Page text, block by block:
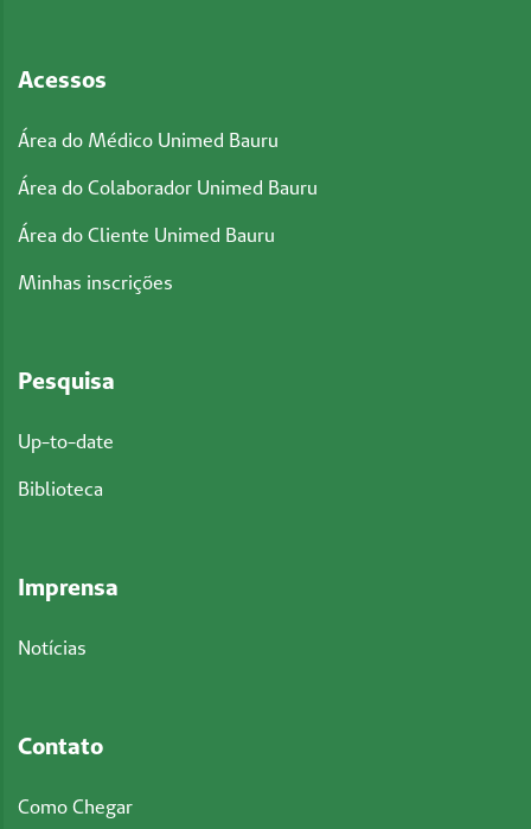
Acessos
Área do Médico Unimed Bauru
Área do Colaborador Unimed Bauru
Área do Cliente Unimed Bauru
Minhas inscrições
Pesquisa
Up-to-date
Biblioteca
Imprensa
Notícias
Contato
Como Chegar